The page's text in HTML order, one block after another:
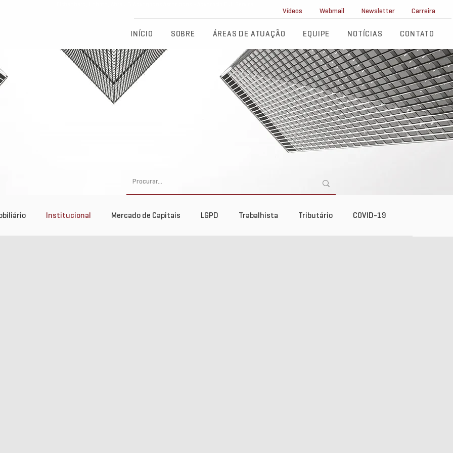
Vídeos Webmail Newsletter Carreira
INÍCIO SOBRE ÁREAS DE ATUAÇÃO EQUIPE NOTÍCIAS CONTATO
Institucional Mercado de Capitais LGPD Trabalhista Tributário COVID-19